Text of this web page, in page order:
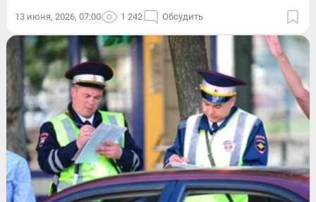
13 июня, 2026, 07:00 1 242 Обсудить